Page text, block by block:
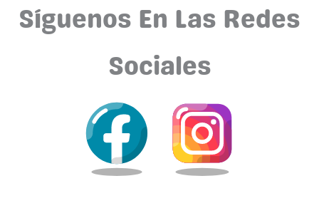
Síguenos En Las Redes
Sociales